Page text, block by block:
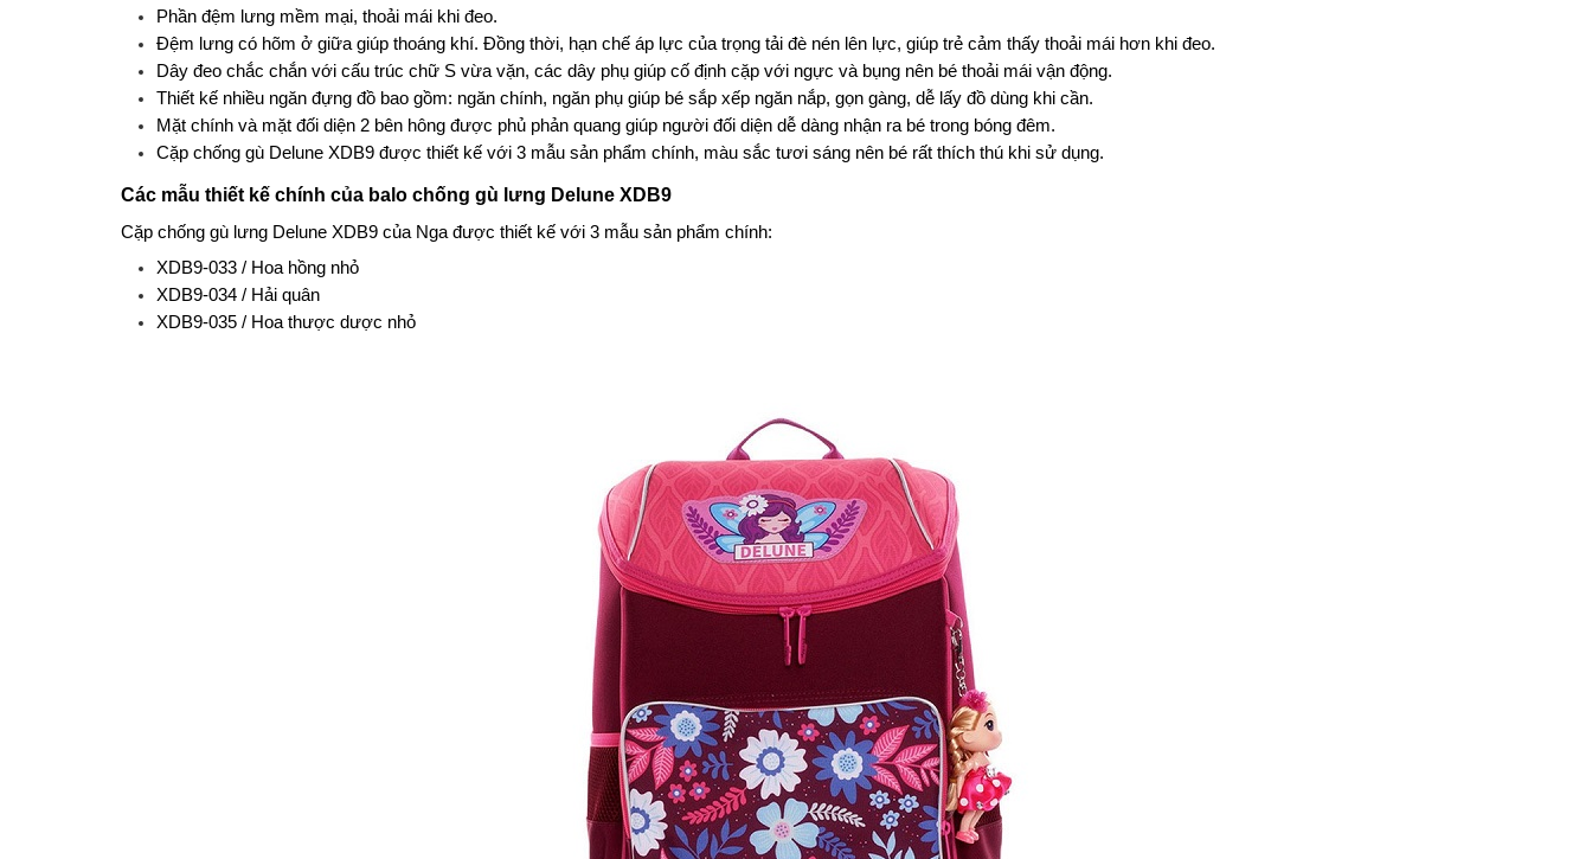
Phần đệm lưng mềm mại, thoải mái khi đeo.
Đệm lưng có hõm ở giữa giúp thoáng khí. Đồng thời, hạn chế áp lực của trọng tải đè nén lên lực, giúp trẻ cảm thấy thoải mái hơn khi đeo.
Dây đeo chắc chắn với cấu trúc chữ S vừa vặn, các dây phụ giúp cố định cặp với ngực và bụng nên bé thoải mái vận động.
Thiết kế nhiều ngăn đựng đồ bao gồm: ngăn chính, ngăn phụ giúp bé sắp xếp ngăn nắp, gọn gàng, dễ lấy đồ dùng khi cần.
Mặt chính và mặt đối diện 2 bên hông được phủ phản quang giúp người đối diện dễ dàng nhận ra bé trong bóng đêm.
Cặp chống gù Delune XDB9 được thiết kế với 3 mẫu sản phẩm chính, màu sắc tươi sáng nên bé rất thích thú khi sử dụng.
Các mẫu thiết kế chính của balo chống gù lưng Delune XDB9
Cặp chống gù lưng Delune XDB9 của Nga được thiết kế với 3 mẫu sản phẩm chính:
XDB9-033 / Hoa hồng nhỏ
XDB9-034 / Hải quân
XDB9-035 / Hoa thược dược nhỏ